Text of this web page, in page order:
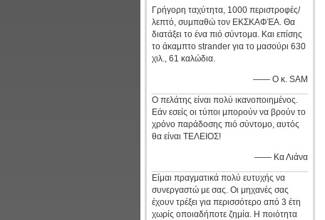
Γρήγορη ταχύτητα, 1000 περιστροφές/
λεπτό, συμπαθώ τον ΕΚΣΚΑΦΈΑ. Θα
διατάξει το ένα πιό σύντομα. Και επίσης
το άκαμπτο strander για το μασούρι 630
χιλ., 61 καλώδια.
—— Ο κ. SAM
Ο πελάτης είναι πολύ ικανοποιημένος.
Εάν εσείς οι τύποι μπορούν να βρούν το
χρόνο παράδοσης πιό σύντομο, αυτός
θα είναι ΤΕΛΕΙΟΣ!
—— Κα Λιάνα
Είμαι πραγματικά πολύ ευτυχής να
συνεργαστώ με σας. Οι μηχανές σας
έχουν τρέξει για περισσότερο από 3 έτη
χωρίς οποιαδήποτε ζημία. Η ποιότητα